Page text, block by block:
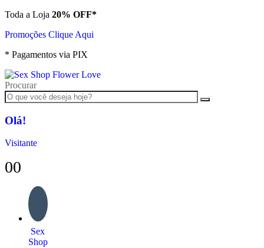
Toda a Loja 20% OFF*
Promoções Clique Aqui
* Pagamentos via PIX
Procurar
Olá!
Visitante
00
Sex
Shop